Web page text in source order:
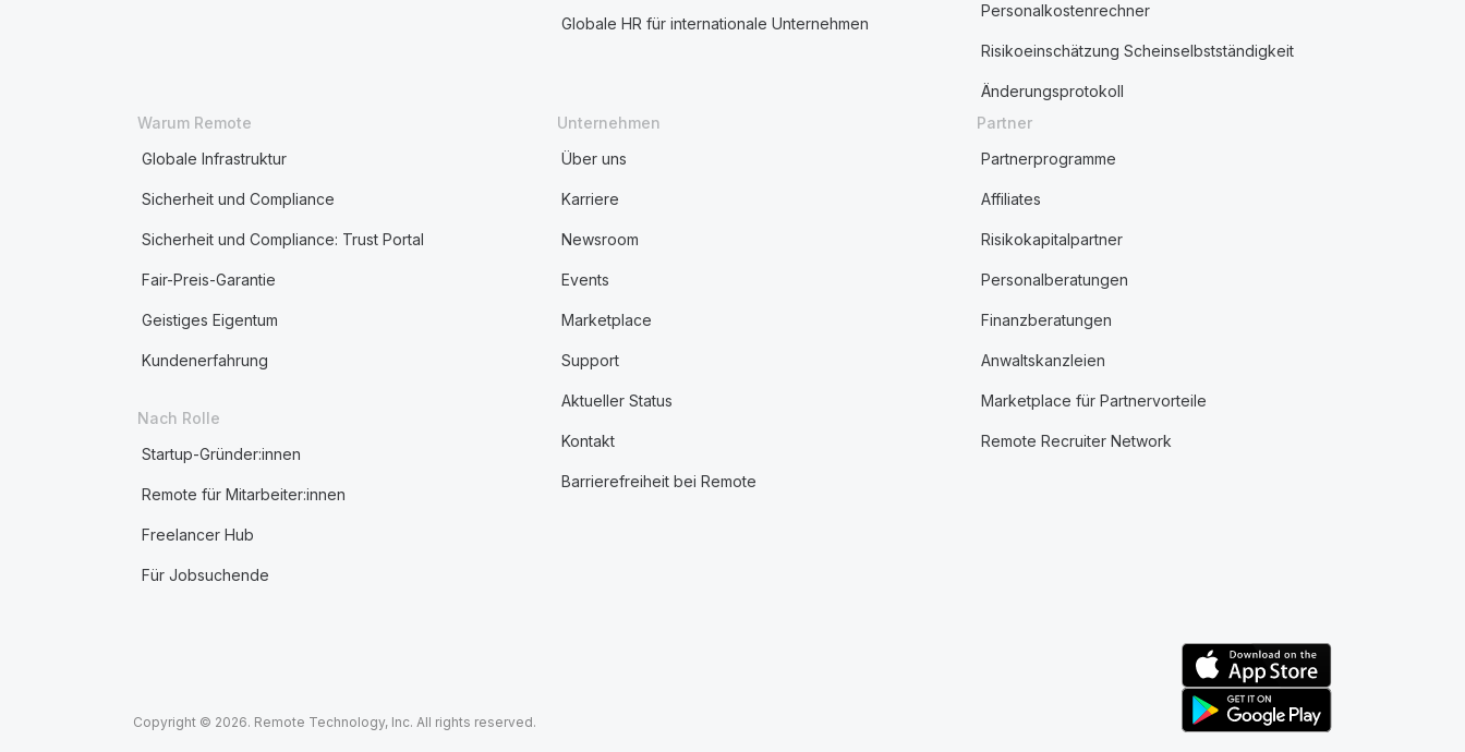
Globale HR für internationale Unternehmen
Personalkostenrechner
Risikoeinschätzung Scheinselbstständigkeit
Änderungsprotokoll
Warum Remote
Globale Infrastruktur
Sicherheit und Compliance
Sicherheit und Compliance: Trust Portal
Fair-Preis-Garantie
Geistiges Eigentum
Kundenerfahrung
Nach Rolle
Startup-Gründer:innen
Remote für Mitarbeiter:innen
Freelancer Hub
Für Jobsuchende
Unternehmen
Über uns
Karriere
Newsroom
Events
Marketplace
Support
Aktueller Status
Kontakt
Barrierefreiheit bei Remote
Partner
Partnerprogramme
Affiliates
Risikokapitalpartner
Personalberatungen
Finanzberatungen
Anwaltskanzleien
Marketplace für Partnervorteile
Remote Recruiter Network
Copyright © 2026. Remote Technology, Inc. All rights reserved.